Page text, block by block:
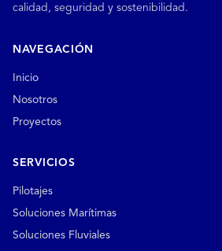
calidad, seguridad y sostenibilidad.
NAVEGACIÓN
Inicio
Nosotros
Proyectos
SERVICIOS
Pilotajes
Soluciones Marítimas
Soluciones Fluviales